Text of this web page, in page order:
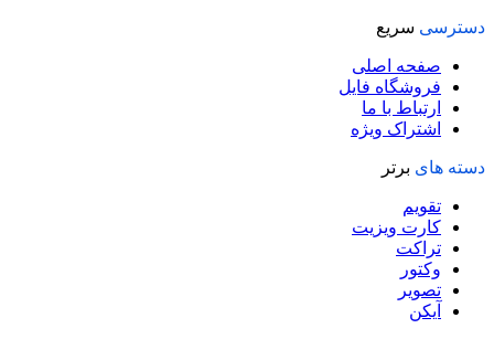
دسترسی سریع
صفحه اصلی
فروشگاه فایل
ارتباط با ما
اشتراک ویژه
دسته های برتر
تقویم
کارت ویزیت
تراکت
وکتور
تصویر
آیکن